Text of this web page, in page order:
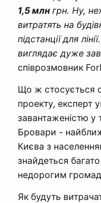
1,5 млн грн. Ну,
витратять на
підстанції для
виглядає дуже
співрозмовник
Що ж стосується
проекту, експерт
завантаженістю у
Бровари -
Києва з
знайдеться
недорогим
Як будуть